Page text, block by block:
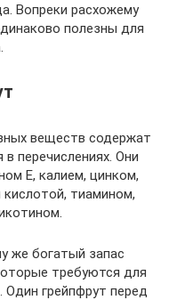
Вопреки расхожему
полезны для
веществ содержат
перечислениях. Они
Е, калием, цинком,
тиамином,
же богатый запас
требуются для
грейпфрут перед